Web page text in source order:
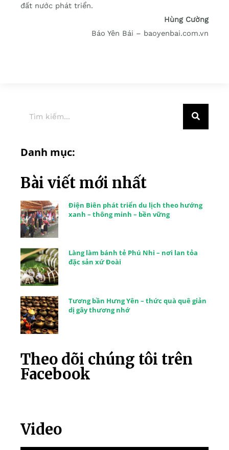
đất nước phát triển.
Hùng Cường
Báo Yên Bái – baoyenbai.com.vn
Danh mục:
Bài viết mới nhất
Điện Biên phát triển du lịch theo hướng
xanh – thông minh – bền vững
Làng làm bánh tẻ Phú Nhi – nơi lan tỏa
đặc sản xứ Đoài
Tương bần Hưng Yên – thức quà quê giản
dị gây thương nhớ
Theo dõi chúng tôi trên
Facebook
Video